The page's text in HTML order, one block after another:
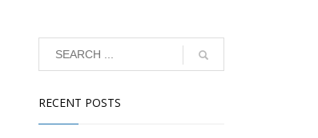
RECENT POSTS